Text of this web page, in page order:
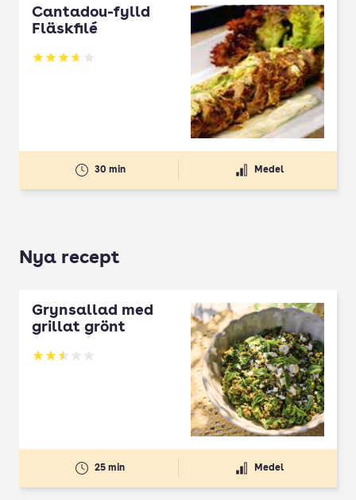
Cantadou-fylld
Fläskfilé
Betyg: 3.65 av 5
30 min Medel
Nya recept
Grynsallad med
grillat grönt
Betyg: 2.5 av 5
25 min Medel